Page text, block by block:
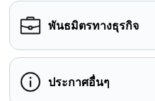
พันธมิตรทางธุรกิจ
ประกาศอื่นๆ